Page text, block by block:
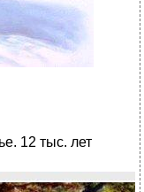
12 тыс. лет